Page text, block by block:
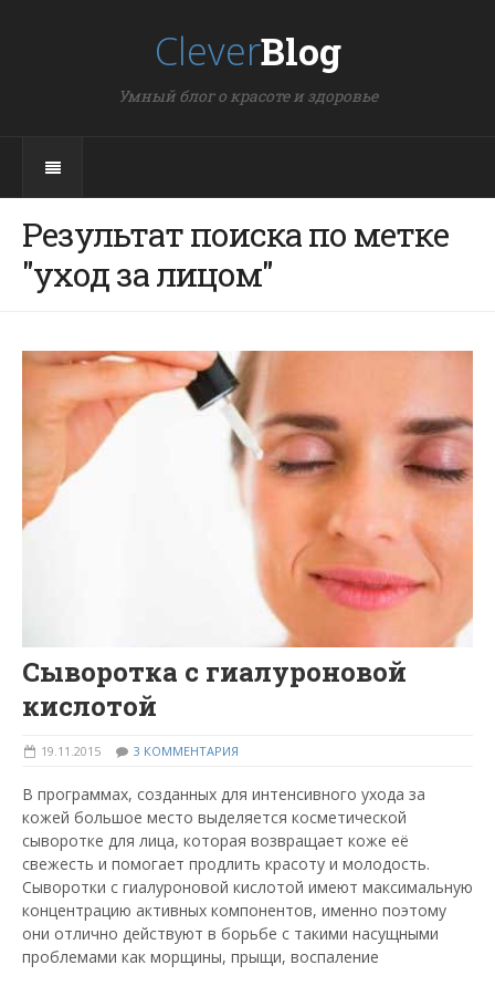
CleverBlog
Умный блог о красоте и здоровье
Результат поиска по метке
"уход за лицом"
Сыворотка с гиалуроновой
кислотой
19.11.2015 3 КОММЕНТАРИЯ
В программах, созданных для интенсивного ухода за
кожей большое место выделяется косметической
сыворотке для лица, которая возвращает коже её
свежесть и помогает продлить красоту и молодость.
Сыворотки с гиалуроновой кислотой имеют максимальную
концентрацию активных компонентов, именно поэтому
они отлично действуют в борьбе с такими насущными
проблемами как морщины, прыщи, воспаление